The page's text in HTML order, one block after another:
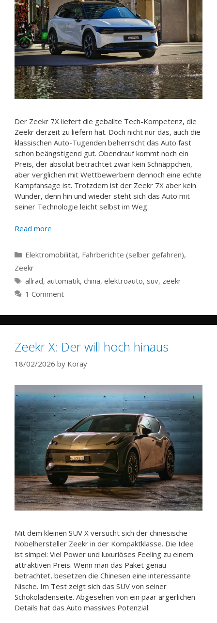
Der Zeekr 7X liefert die geballte Tech-Kompetenz, die
Zeekr derzeit zu liefern hat. Doch nicht nur das, auch die
klassischen Auto-Tugenden beherrscht das Auto fast
schon beängstigend gut. Obendrauf kommt noch ein
Preis, der absolut betrachtet zwar kein Schnäppchen,
aber verglichen mit Wettbewerbern dennoch eine echte
Kampfansage ist. Trotzdem ist der Zeekr 7X aber kein
Wunder, denn hin und wieder steht sich das Auto mit
seiner Technologie leicht selbst im Weg.
Read more
Categories
Elektromobilität, Fahrberichte (selber gefahren),
Zeekr
Tags
allrad, automatik, china, elektroauto, suv, zeekr
1 Comment
Zeekr X: Der will hoch hinaus
18/02/2026 by Koray
Mit dem kleinen SUV X versucht sich der chinesische
Nobelhersteller Zeekr in der Kompaktklasse. Die Idee
ist simpel: Viel Power und luxuriöses Feeling zu einem
attraktiven Preis. Wenn man das Paket genau
betrachtet, besetzen die Chinesen eine interessante
Nische. Im Test zeigt sich das SUV von seiner
Schokoladenseite. Abgesehen von ein paar ärgerlichen
Details hat das Auto massives Potenzial.